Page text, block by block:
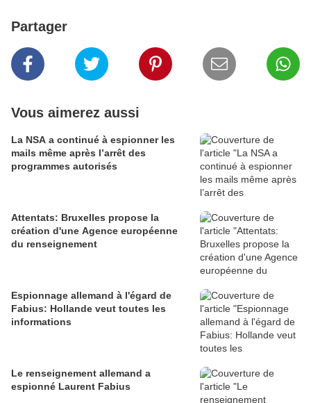
Partager
Vous aimerez aussi
La NSA a continué à espionner les
mails même après l’arrêt des
programmes autorisés
Attentats: Bruxelles propose la
création d'une Agence européenne
du renseignement
Espionnage allemand à l'égard de
Fabius: Hollande veut toutes les
informations
Le renseignement allemand a
espionné Laurent Fabius